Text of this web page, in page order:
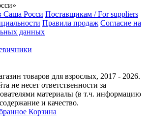
Саша Росси Поставщикам / For suppliers
Правила продаж Согласие на
данных
товаров для взрослых, 2017 - 2026.
не несет ответственности за
материалы (в т.ч. информацию
и качество.
Корзина